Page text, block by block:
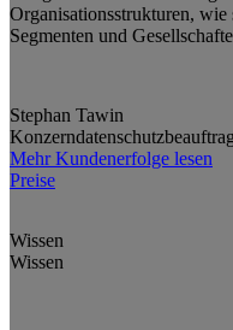
Organisationsstrukturen,
Segmenten und
Stephan Tawin
Mehr Kundenerfolge lesen
Preise
Wissen
Wissen